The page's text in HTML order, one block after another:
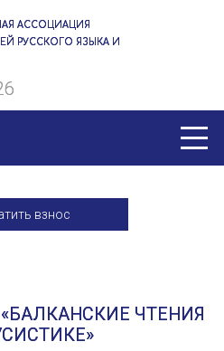
АССОЦИАЦИЯ
РУССКОГО ЯЗЫКА И
взнос
ЧТЕНИЯ